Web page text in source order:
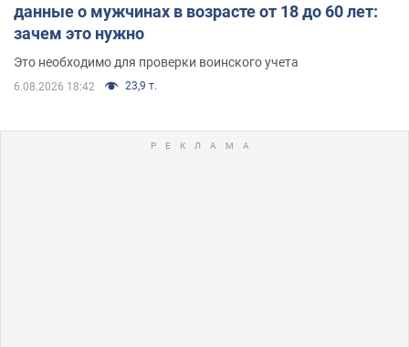
данные о мужчинах в возрасте от 18 до 60 лет:
зачем это нужно
Это необходимо для проверки воинского учета
6.08.2026 18:42 23,9 т.